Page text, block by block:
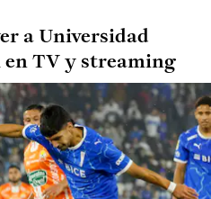
a Universidad
en TV y streaming